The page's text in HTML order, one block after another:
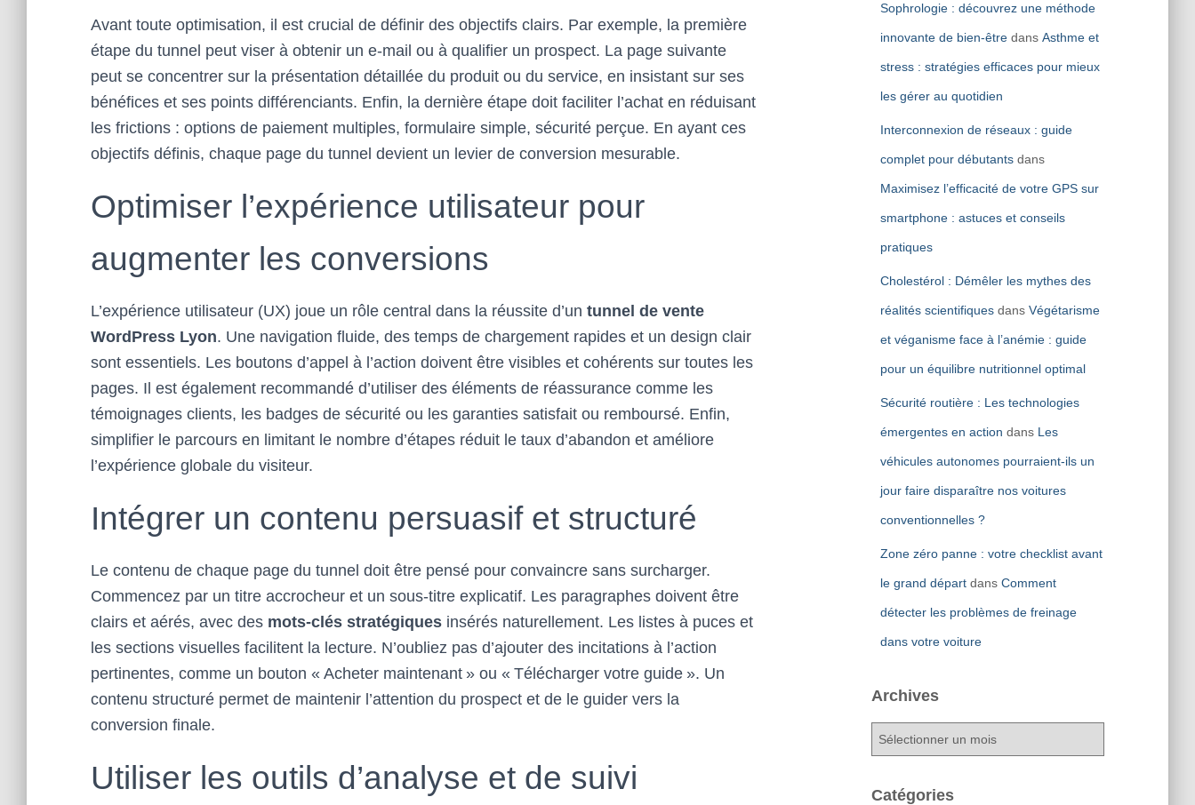
Avant toute optimisation, il est crucial de définir des objectifs clairs. Par exemple, la première
étape du tunnel peut viser à obtenir un e-mail ou à qualifier un prospect. La page suivante
peut se concentrer sur la présentation détaillée du produit ou du service, en insistant sur ses
bénéfices et ses points différenciants. Enfin, la dernière étape doit faciliter l’achat en réduisant
les frictions : options de paiement multiples, formulaire simple, sécurité perçue. En ayant ces
objectifs définis, chaque page du tunnel devient un levier de conversion mesurable.
Optimiser l’expérience utilisateur pour
augmenter les conversions
L’expérience utilisateur (UX) joue un rôle central dans la réussite d’un tunnel de vente
WordPress Lyon. Une navigation fluide, des temps de chargement rapides et un design clair
sont essentiels. Les boutons d’appel à l’action doivent être visibles et cohérents sur toutes les
pages. Il est également recommandé d’utiliser des éléments de réassurance comme les
témoignages clients, les badges de sécurité ou les garanties satisfait ou remboursé. Enfin,
simplifier le parcours en limitant le nombre d’étapes réduit le taux d’abandon et améliore
l’expérience globale du visiteur.
Intégrer un contenu persuasif et structuré
Le contenu de chaque page du tunnel doit être pensé pour convaincre sans surcharger.
Commencez par un titre accrocheur et un sous-titre explicatif. Les paragraphes doivent être
clairs et aérés, avec des mots-clés stratégiques insérés naturellement. Les listes à puces et
les sections visuelles facilitent la lecture. N’oubliez pas d’ajouter des incitations à l’action
pertinentes, comme un bouton « Acheter maintenant » ou « Télécharger votre guide ». Un
contenu structuré permet de maintenir l’attention du prospect et de le guider vers la
conversion finale.
Utiliser les outils d’analyse et de suivi
Sophrologie : découvrez une méthode
innovante de bien-êtredans Asthme et
stress : stratégies efficaces pour mieux
les gérer au quotidien
Interconnexion de réseaux : guide
complet pour débutantsdans
Maximisez l’efficacité de votre GPS sur
smartphone : astuces et conseils
pratiques
Cholestérol : Démêler les mythes des
réalités scientifiquesdans Végétarisme
et véganisme face à l’anémie : guide
pour un équilibre nutritionnel optimal
Sécurité routière : Les technologies
émergentes en action dans Les
véhicules autonomes pourraient-ils un
jour faire disparaître nos voitures
conventionnelles ?
Zone zéro panne : votre checklist avant
le grand départdans Comment
détecter les problèmes de freinage
dans votre voiture
Archives
h
Catégories